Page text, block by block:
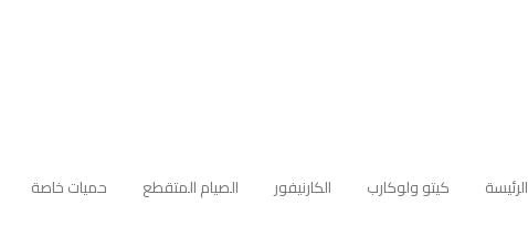
الرئيسة كيتو ولوكارب الكارنيفور الصيام المتقطع حميات خاصة